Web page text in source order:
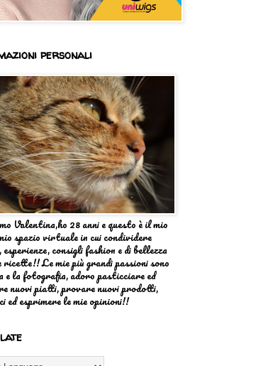
personali
Valentina,ho 28 anni e questo è il mio
spazio virtuale in cui condividere
consigli fashion e di bellezza
ricette!! Le mie più grandi passioni sono
e la fotografia, adoro pasticciare ed
nuovi piatti, provare nuovi prodotti,
ed esprimere le mie opinioni!!